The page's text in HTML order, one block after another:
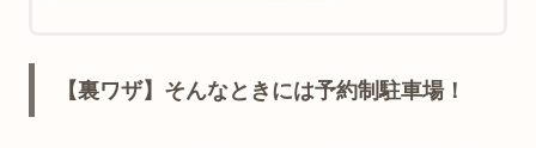
【裏ワザ】そんなときには予約制駐車場！